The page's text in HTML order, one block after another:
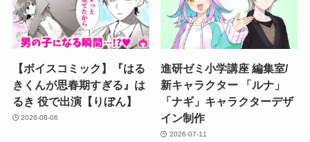
【ボイスコミック】『はる
きくんが思春期すぎる』は
るき 役で出演【りぼん】
2026-08-06
進研ゼミ小学講座 編集室/
新キャラクター 「ルナ」
「ナギ」キャラクターデザ
イン制作
2026-07-11